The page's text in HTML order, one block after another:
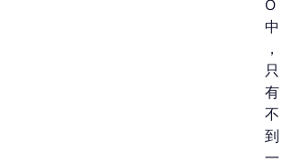
O
中
，
只
有
不
到